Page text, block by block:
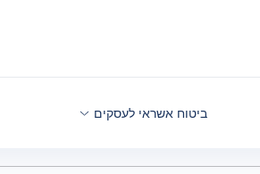
ביטוח אשראי לעסקים